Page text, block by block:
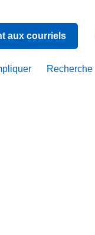
aux courriels
Recherche